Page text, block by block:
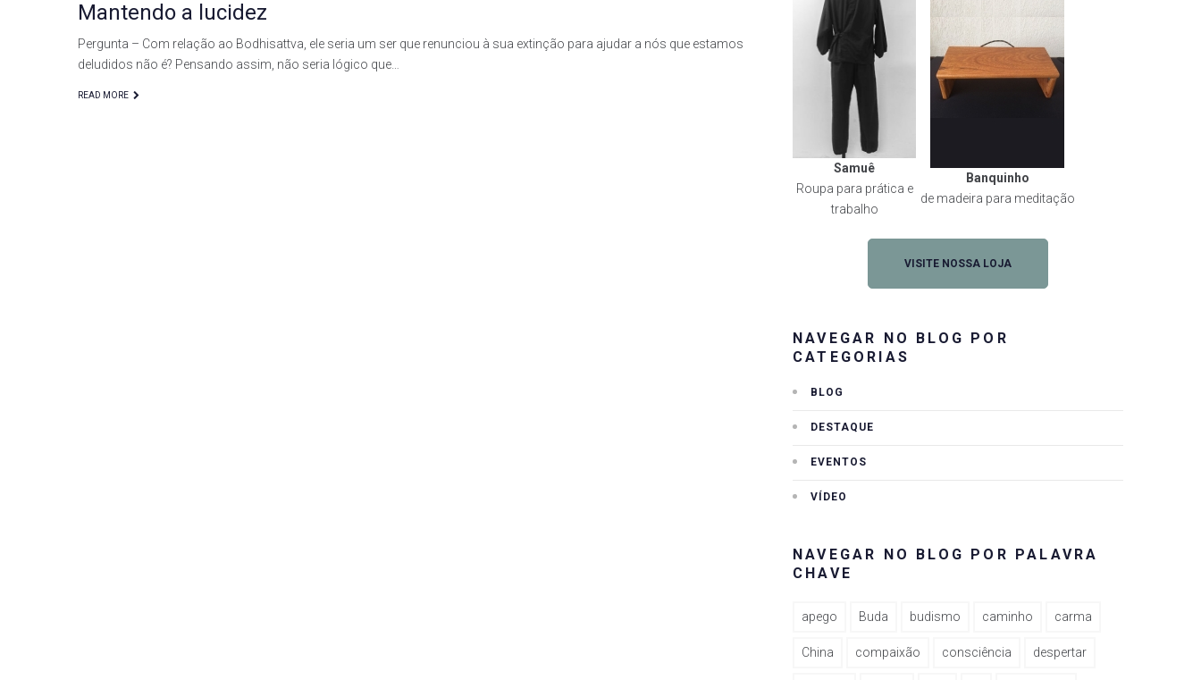
Mantendo a lucidez
Pergunta – Com relação ao Bodhisattva, ele seria um ser que renunciou à sua extinção para ajudar a nós que estamos
deludidos não é? Pensando assim, não seria lógico que…
READ MORE
Samuê
Roupa para prática e
trabalho
Banquinho
de madeira para meditação
VISITE NOSSA LOJA
NAVEGAR NO BLOG POR
CATEGORIAS
BLOG
DESTAQUE
EVENTOS
VÍDEO
NAVEGAR NO BLOG POR PALAVRA
CHAVE
apego Buda budismo caminho carma
China compaixão consciência despertar